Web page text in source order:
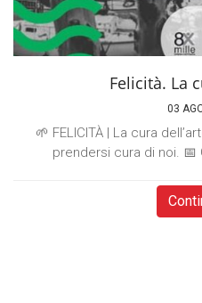
Felicità. La
03
🌱 FELICITÀ | La cura
prendersi cura di noi. 📅